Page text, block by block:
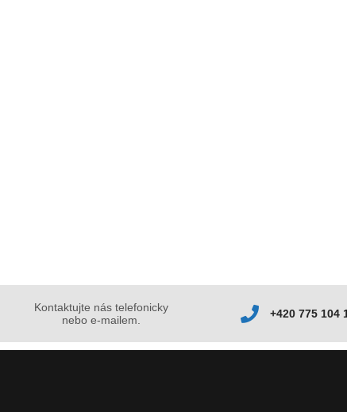
Kontaktujte nás telefonicky
nebo e-mailem.
+420 775 104